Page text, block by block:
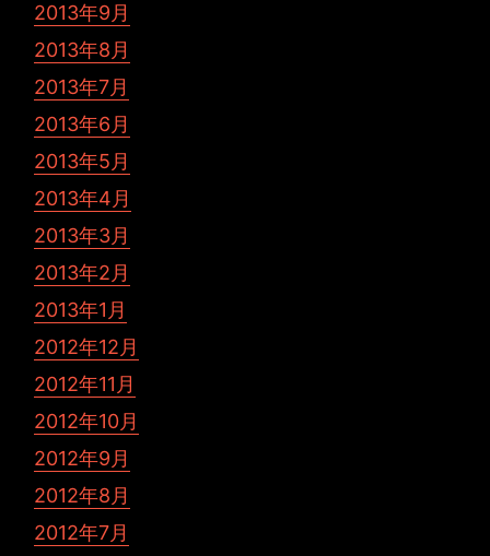
2013年9月
2013年8月
2013年7月
2013年6月
2013年5月
2013年4月
2013年3月
2013年2月
2013年1月
2012年12月
2012年11月
2012年10月
2012年9月
2012年8月
2012年7月